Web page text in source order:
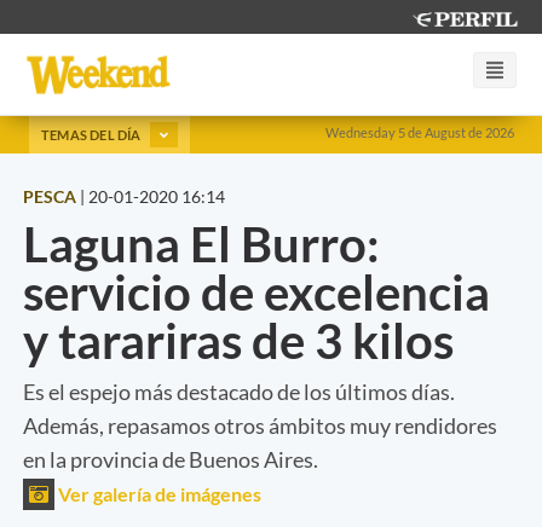
Wednesday 5 de August de 2026
TEMAS DEL DÍA
PESCA | 20-01-2020 16:14
Laguna El Burro:
servicio de excelencia
y tarariras de 3 kilos
Es el espejo más destacado de los últimos días.
Además, repasamos otros ámbitos muy rendidores
en la provincia de Buenos Aires.
Ver galería de imágenes